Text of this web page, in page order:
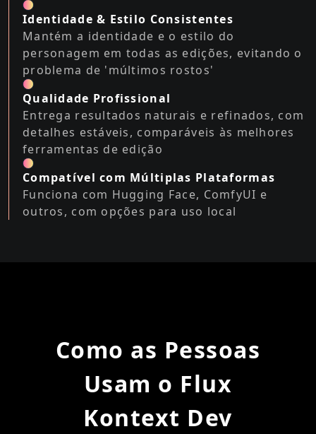
Identidade & Estilo Consistentes
Mantém a identidade e o estilo do
personagem em todas as edições, evitando o
problema de 'múltimos rostos'
Qualidade Profissional
Entrega resultados naturais e refinados, com
detalhes estáveis, comparáveis às melhores
ferramentas de edição
Compatível com Múltiplas Plataformas
Funciona com Hugging Face, ComfyUI e
outros, com opções para uso local
Como as Pessoas
Usam o Flux
Kontext Dev